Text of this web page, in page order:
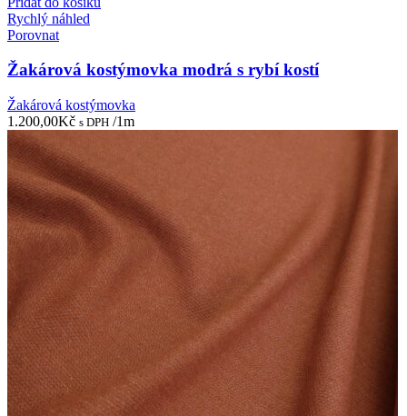
Rychlý náhled
Porovnat
Žakárová kostýmovka modrá s rybí kostí
Žakárová kostýmovka
1.200,00Kč s DPH /1m